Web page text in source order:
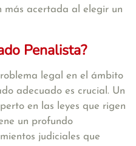
más acertada al elegir un
Penalista?
legal en el ámbito
adecuado es crucial. Un
en las leyes que rigen
un profundo
judiciales que